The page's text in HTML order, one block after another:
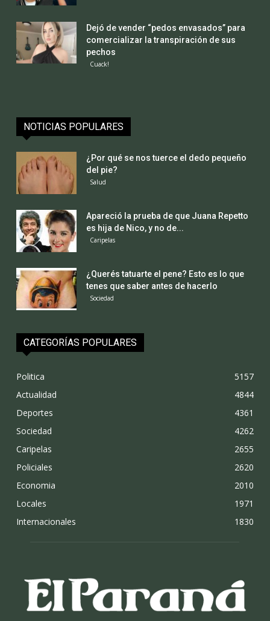
Dejó de vender “pedos envasados” para
comercializar la transpiración de sus
pechos
Cuack!
NOTICIAS POPULARES
¿Por qué se nos tuerce el dedo pequeño
del pie?
Salud
Apareció la prueba de que Juana Repetto
es hija de Nico, y no de...
Caripelas
¿Querés tatuarte el pene? Esto es lo que
tenes que saber antes de hacerlo
Sociedad
CATEGORÍAS POPULARES
Politica
5157
Actualidad
4844
Deportes
4361
Sociedad
4262
Caripelas
2655
Policiales
2620
Economia
2010
Locales
1971
Internacionales
1830